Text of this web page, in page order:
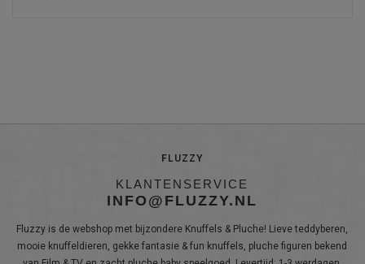
FLUZZY
KLANTENSERVICE
INFO@FLUZZY.NL
Fluzzy is de webshop met bijzondere Knuffels & Pluche! Lieve teddyberen,
mooie knuffeldieren, gekke fantasie & fun knuffels, pluche figuren bekend